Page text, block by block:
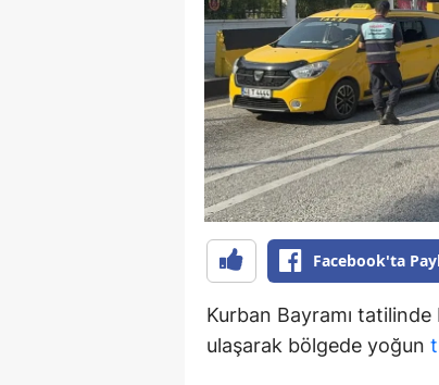
Facebook'ta
Kurban Bayramı
ulaşarak bölgede yoğun